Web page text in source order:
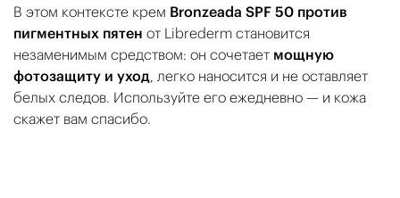
В этом контексте крем Bronzeada SPF 50 против
пигментных пятен от Librederm становится
незаменимым средством: он сочетает мощную
фотозащиту и уход, легко наносится и не оставляет
белых следов. Используйте его ежедневно — и кожа
скажет вам спасибо.